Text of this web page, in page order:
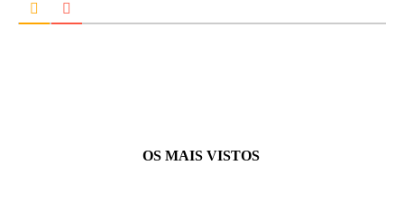
OS MAIS VISTOS